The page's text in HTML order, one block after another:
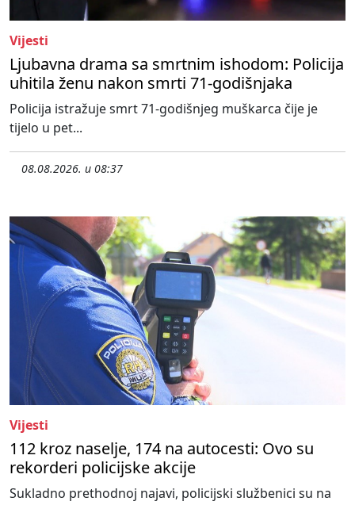
Vijesti
Ljubavna drama sa smrtnim ishodom: Policija
uhitila ženu nakon smrti 71-godišnjaka
Policija istražuje smrt 71-godišnjeg muškarca čije je
tijelo u pet...
08.08.2026. u 08:37
Vijesti
112 kroz naselje, 174 na autocesti: Ovo su
rekorderi policijske akcije
Sukladno prethodnoj najavi, policijski službenici su na